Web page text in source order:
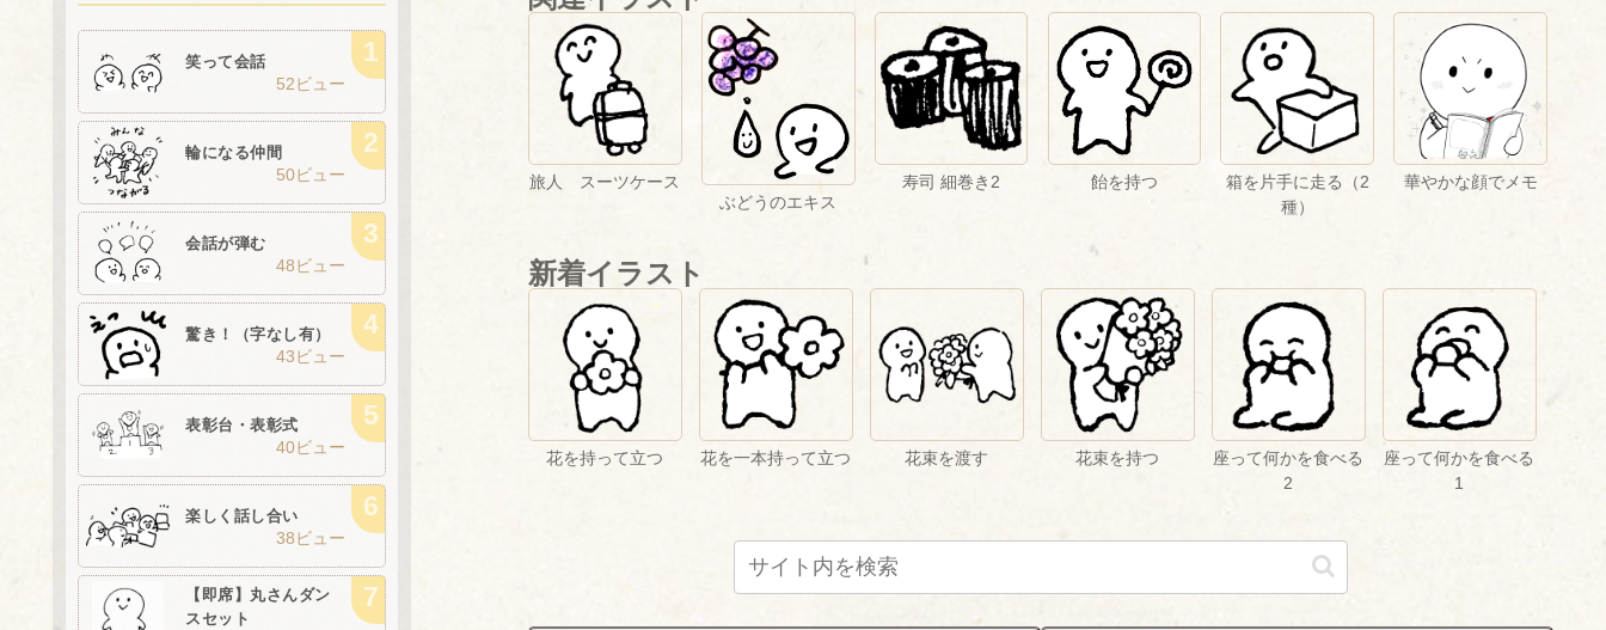
旅人 スーツケース
ぶどうのエキス
寿司 細巻き2 飴を持つ
箱を片手に走る（2
種）
華やかな顔でメモ
新着イラスト
花を持って立つ 花を一本持って立つ 花束を渡す 花束を持つ
座って何かを食べる
2
座って何かを食べる
1
笑って会話
52ビュー
輪になる仲間
50ビュー
会話が弾む
48ビュー
驚き！（字なし有）
43ビュー
表彰台・表彰式
40ビュー
楽しく話し合い
38ビュー
【即席】丸さんダン
スセット